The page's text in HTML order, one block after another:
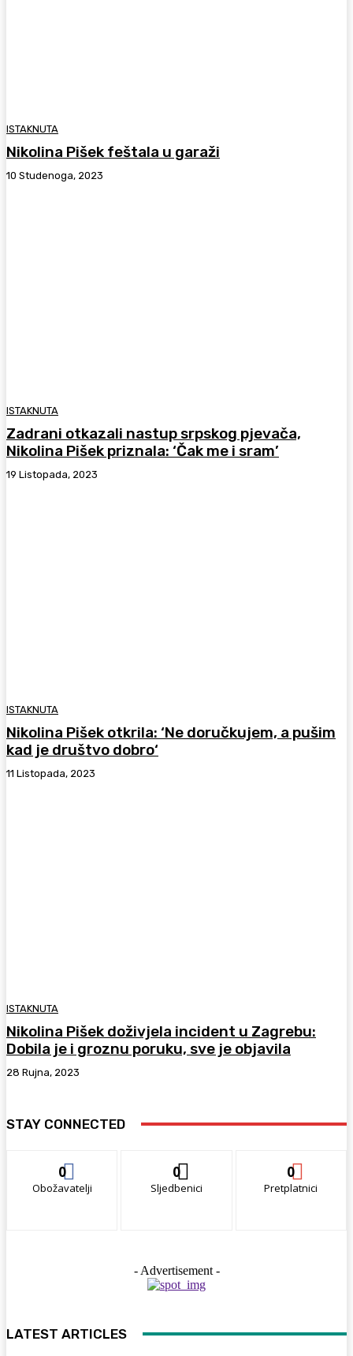
ISTAKNUTA
Nikolina Pišek feštala u garaži
10 Studenoga, 2023
ISTAKNUTA
Zadrani otkazali nastup srpskog pjevača,
Nikolina Pišek priznala: ‘Čak me i sram’
19 Listopada, 2023
ISTAKNUTA
Nikolina Pišek otkrila: ‘Ne doručkujem, a pušim
kad je društvo dobro‘
11 Listopada, 2023
ISTAKNUTA
Nikolina Pišek doživjela incident u Zagrebu:
Dobila je i groznu poruku, sve je objavila
28 Rujna, 2023
STAY CONNECTED
0
Obožavatelji
0
Sljedbenici
0
Pretplatnici
- Advertisement -
LATEST ARTICLES